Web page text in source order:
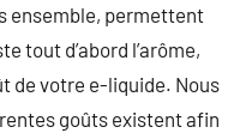
ensemble, permettent
tout d’abord l’arôme,
de votre e-liquide. Nous
goûts existent afin